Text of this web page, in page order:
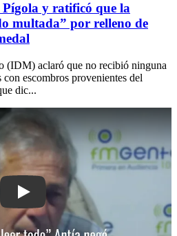
y ratificó que la
multada” por relleno de
(IDM) aclaró que no recibió ninguna
escombros provenientes del
dic...
Play: “Para gobernar hay que leer